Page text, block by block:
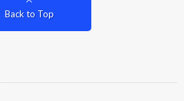
Back to Top